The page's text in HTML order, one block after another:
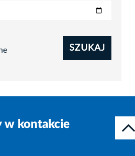
SZUKAJ
w kontakcie